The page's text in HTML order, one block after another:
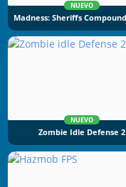
NUEVO
NUEVO
Zombie Idle Defense 2